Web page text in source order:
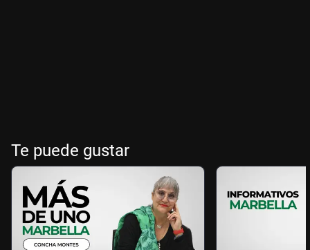
Te puede gustar